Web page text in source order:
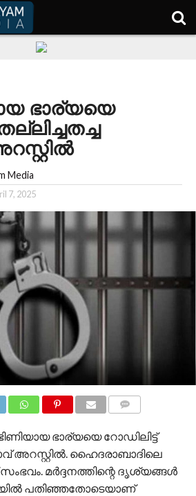
ഭാര്യയെ
Media
7, 2025
ഭാര്യയെ റോഡിലിട്ട്
അറസ്റ്റിൽ. ഹൈദരാബാദിലെ
മർദ്ദനത്തിന്റെ ദൃശ്യങ്ങൾ
പതിഞ്ഞതോടെയാണ്